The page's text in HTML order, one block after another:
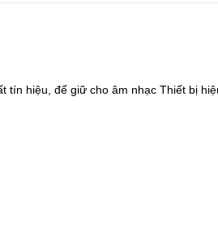
tín hiệu, để giữ cho âm nhạc Thiết bị